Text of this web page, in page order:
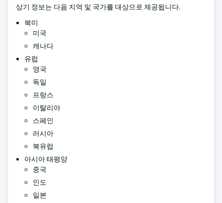
상기 정보는 다음 지역 및 국가를 대상으로 제공됩니다.
북미
미국
캐나다
유럽
영국
독일
프랑스
이탈리아
스페인
러시아
북유럽
아시아 태평양
중국
인도
일본